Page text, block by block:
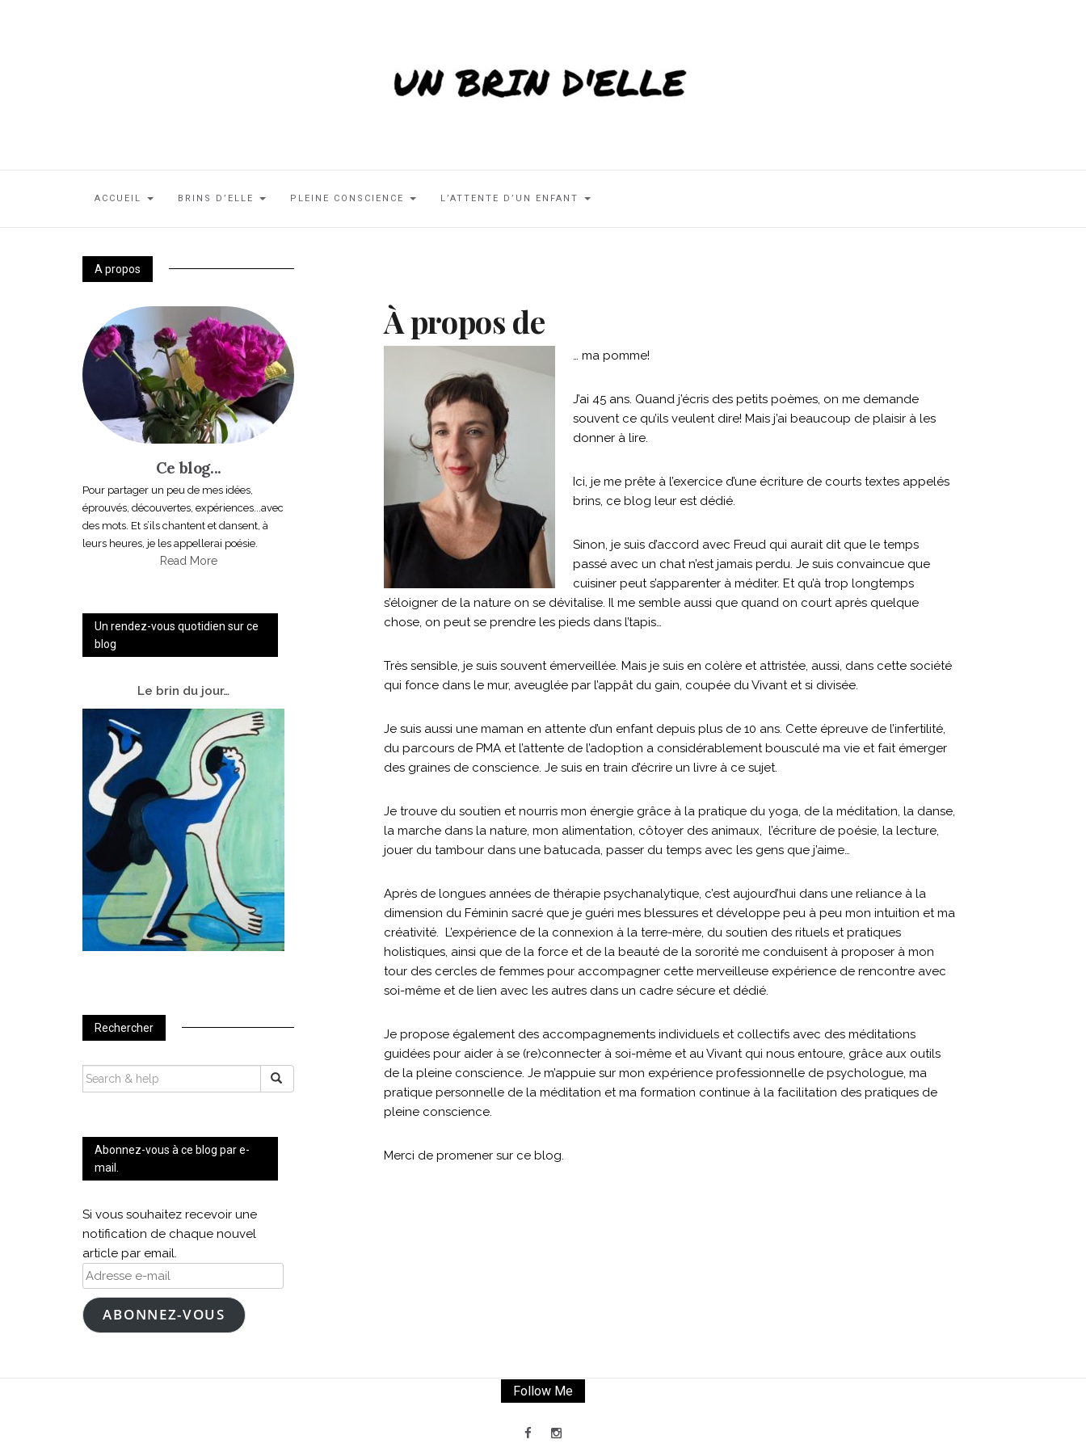
ACCUEIL BRINS D’ELLE PLEINE CONSCIENCE L’ATTENTE D’UN ENFANT
À propos de
… ma pomme!
J’ai 45 ans. Quand j’écris des petits poèmes, on me demande
souvent ce qu’ils veulent dire! Mais j’ai beaucoup de plaisir à les
donner à lire.
Ici, je me prête à l’exercice d’une écriture de courts textes appelés
brins, ce blog leur est dédié.
Sinon, je suis d’accord avec Freud qui aurait dit que le temps
passé avec un chat n’est jamais perdu. Je suis convaincue que
cuisiner peut s’apparenter à méditer. Et qu’à trop longtemps
s’éloigner de la nature on se dévitalise. Il me semble aussi que quand on court après quelque
chose, on peut se prendre les pieds dans l’tapis…
Très sensible, je suis souvent émerveillée. Mais je suis en colère et attristée, aussi, dans cette société
qui fonce dans le mur, aveuglée par l’appât du gain, coupée du Vivant et si divisée.
Je suis aussi une maman en attente d’un enfant depuis plus de 10 ans. Cette épreuve de l’infertilité,
du parcours de PMA et l’attente de l’adoption a considérablement bousculé ma vie et fait émerger
des graines de conscience. Je suis en train d’écrire un livre à ce sujet.
Je trouve du soutien et nourris mon énergie grâce à la pratique du yoga, de la méditation, la danse,
la marche dans la nature, mon alimentation, côtoyer des animaux, l’écriture de poésie, la lecture,
jouer du tambour dans une batucada, passer du temps avec les gens que j’aime…
Après de longues années de thérapie psychanalytique, c’est aujourd’hui dans une reliance à la
dimension du Féminin sacré que je guéri mes blessures et développe peu à peu mon intuition et ma
créativité. L’expérience de la connexion à la terre-mère, du soutien des rituels et pratiques
holistiques, ainsi que de la force et de la beauté de la sororité me conduisent à proposer à mon
tour des cercles de femmes pour accompagner cette merveilleuse expérience de rencontre avec
soi-même et de lien avec les autres dans un cadre sécure et dédié.
Je propose également des accompagnements individuels et collectifs avec des méditations
guidées pour aider à se (re)connecter à soi-même et au Vivant qui nous entoure, grâce aux outils
de la pleine conscience. Je m’appuie sur mon expérience professionnelle de psychologue, ma
pratique personnelle de la méditation et ma formation continue à la facilitation des pratiques de
pleine conscience.
Merci de promener sur ce blog.
A propos
Ce blog...
Pour partager un peu de mes idées,
éprouvés, découvertes, expériences...avec
des mots. Et s’ils chantent et dansent, à
leurs heures, je les appellerai poésie.
Read More
Un rendez-vous quotidien sur ce
blog
Le brin du jour…
Rechercher
SEARCH
FOR:
Abonnez-vous à ce blog par e-
mail.
Si vous souhaitez recevoir une
notification de chaque nouvel
article par email.
Adresse
e-
mailABONNEZ-VOUS
Follow Me